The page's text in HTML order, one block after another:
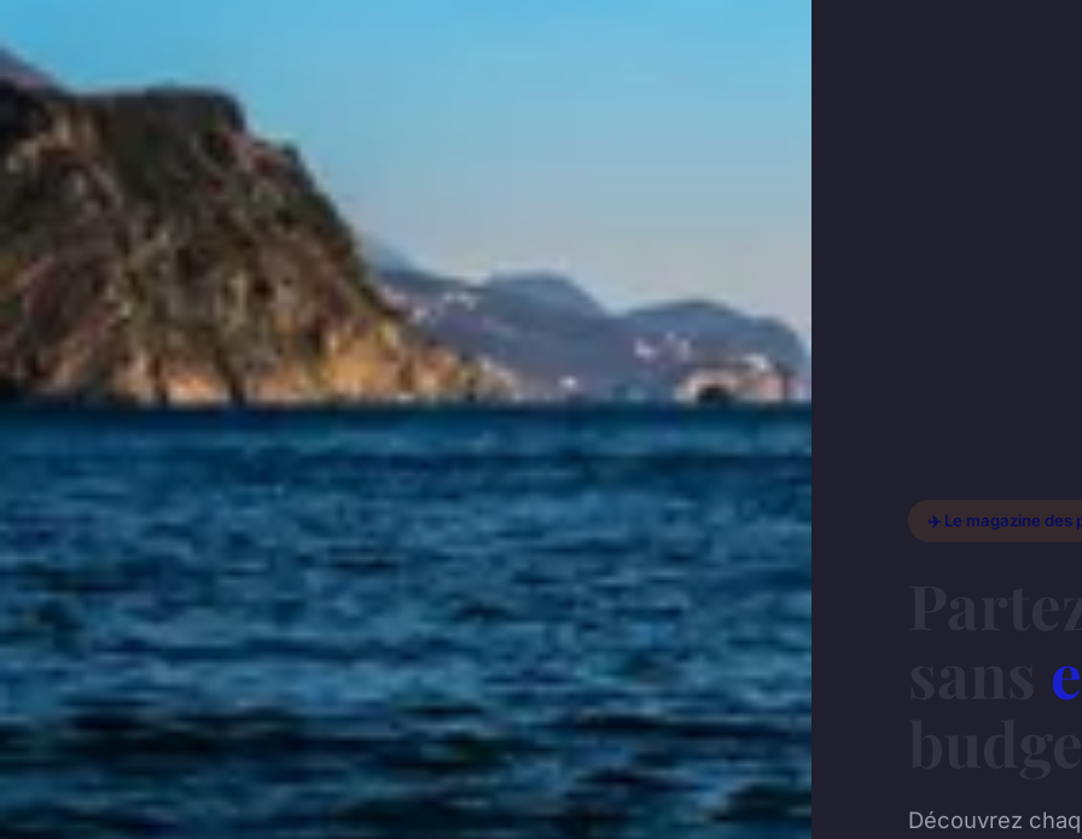
✈️ Le magazine des
Découvrez